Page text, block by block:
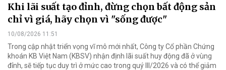
Khi lãi suất tạo đỉnh, đừng chọn bất động sản
chỉ vì giá, hãy chọn vì "sống được"
10/08/2026 11:51
Trong cập nhật triển vọng vĩ mô mới nhất, Công ty Cổ phần Chứng
khoán KB Việt Nam (KBSV) nhận định lãi suất huy động đã ở vùng
đỉnh, sẽ tiếp tục duy trì ở mức cao trong quý III/2026 và có thể giảm